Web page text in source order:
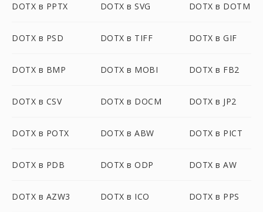
DOTX в PPTX DOTX в SVG DOTX в DOTM
DOTX в PSD DOTX в TIFF DOTX в GIF
DOTX в BMP DOTX в MOBI DOTX в FB2
DOTX в CSV DOTX в DOCM DOTX в JP2
DOTX в POTX DOTX в ABW DOTX в PICT
DOTX в PDB DOTX в ODP DOTX в AW
DOTX в AZW3 DOTX в ICO DOTX в PPS